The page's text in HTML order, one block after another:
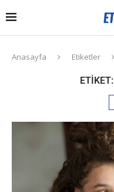
Anasayfa Etiketler
ETIKET: